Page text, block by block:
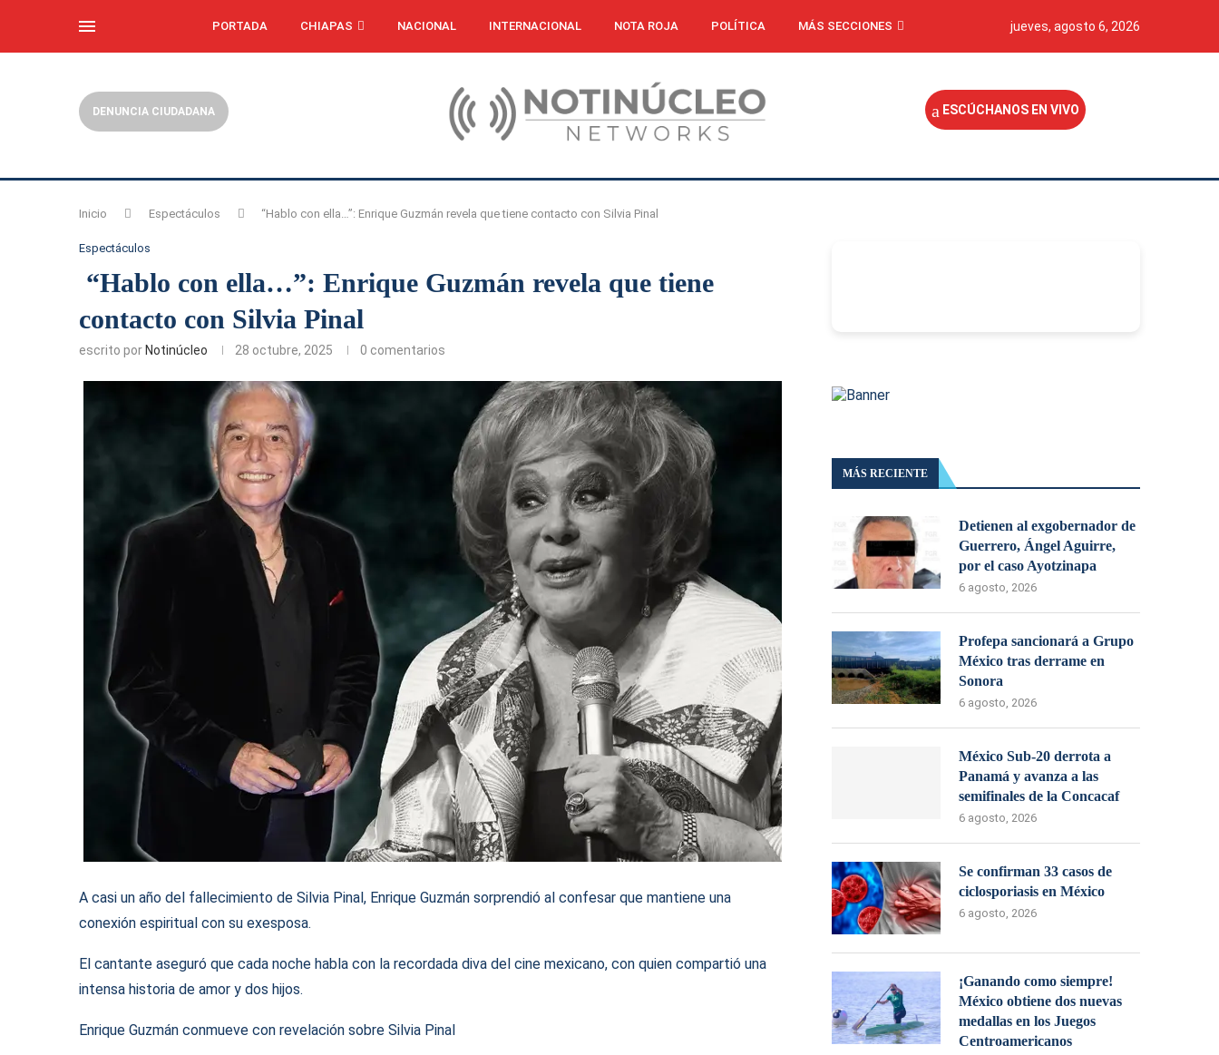
PORTADA CHIAPAS NACIONAL INTERNACIONAL NOTA ROJA POLÍTICA MÁS SECCIONES jueves, agosto 6, 2026
DENUNCIA CIUDADANA ESCÚCHANOS EN VIVO
Inicio Espectáculos “Hablo con ella…”: Enrique Guzmán revela que tiene contacto con Silvia Pinal
Espectáculos
“Hablo con ella…”: Enrique Guzmán revela que tiene
contacto con Silvia Pinal
escrito por Notinúcleo 28 octubre, 2025 0 comentarios
A casi un año del fallecimiento de Silvia Pinal, Enrique Guzmán sorprendió al confesar que mantiene una
conexión espiritual con su exesposa.
El cantante aseguró que cada noche habla con la recordada diva del cine mexicano, con quien compartió una
intensa historia de amor y dos hijos.
Enrique Guzmán conmueve con revelación sobre Silvia Pinal
MÁS RECIENTE
Detienen al exgobernador de
Guerrero, Ángel Aguirre,
por el caso Ayotzinapa
6 agosto, 2026
Profepa sancionará a Grupo
México tras derrame en
Sonora
6 agosto, 2026
México Sub-20 derrota a
Panamá y avanza a las
semifinales de la Concacaf
6 agosto, 2026
Se confirman 33 casos de
ciclosporiasis en México
6 agosto, 2026
¡Ganando como siempre!
México obtiene dos nuevas
medallas en los Juegos
Centroamericanos